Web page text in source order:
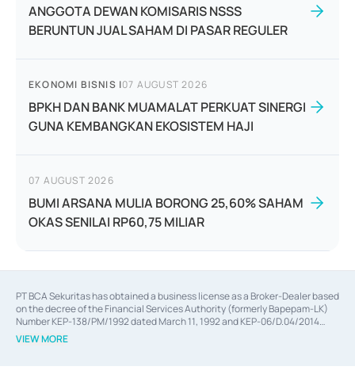
ANGGOTA DEWAN KOMISARIS NSSS
BERUNTUN JUAL SAHAM DI PASAR REGULER
EKONOMI BISNIS |07 AUGUST 2026
BPKH DAN BANK MUAMALAT PERKUAT SINERGI
GUNA KEMBANGKAN EKOSISTEM HAJI
07 AUGUST 2026
BUMI ARSANA MULIA BORONG 25,60% SAHAM
OKAS SENILAI RP60,75 MILIAR
PT BCA Sekuritas has obtained a business license as a Broker-Dealer based
on the decree of the Financial Services Authority (formerly Bapepam-LK)
Number KEP-138/PM/1992 dated March 11, 1992 and KEP-06/D.04/2014
dated February 28, 2014, a business license as an Underwriter based on the
decree of the Financial Services Authority Number KEP-12/PM/PEE/1997
VIEW MORE